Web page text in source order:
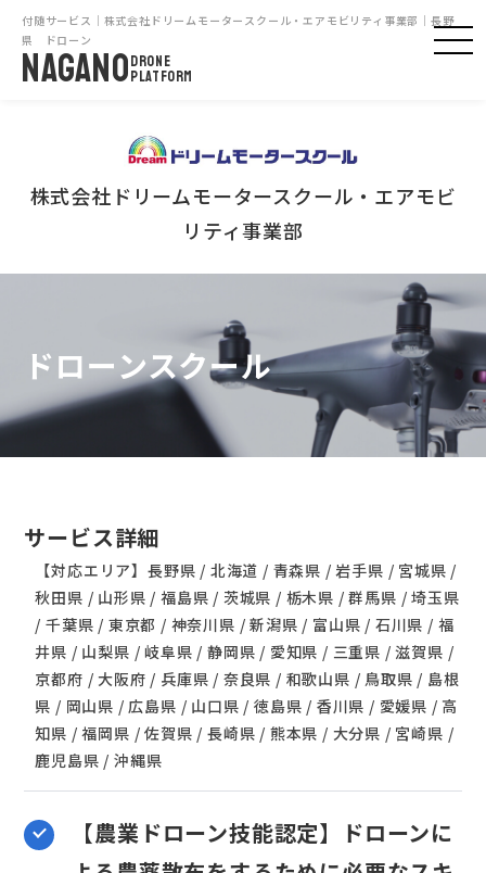
付随サービス｜株式会社ドリームモータースクール・エアモビリティ事業部｜長野
県 ドローン
NAGANODRONE
PLATFORM
株式会社ドリームモータースクール・エアモビ
リティ事業部
ドローンスクール
サービス詳細
【対応エリア】長野県 / 北海道 / 青森県 / 岩手県 / 宮城県 /
秋田県 / 山形県 / 福島県 / 茨城県 / 栃木県 / 群馬県 / 埼玉県
/ 千葉県 / 東京都 / 神奈川県 / 新潟県 / 富山県 / 石川県 / 福
井県 / 山梨県 / 岐阜県 / 静岡県 / 愛知県 / 三重県 / 滋賀県 /
京都府 / 大阪府 / 兵庫県 / 奈良県 / 和歌山県 / 鳥取県 / 島根
県 / 岡山県 / 広島県 / 山口県 / 徳島県 / 香川県 / 愛媛県 / 高
知県 / 福岡県 / 佐賀県 / 長崎県 / 熊本県 / 大分県 / 宮崎県 /
鹿児島県 / 沖縄県
【農業ドローン技能認定】ドローンに